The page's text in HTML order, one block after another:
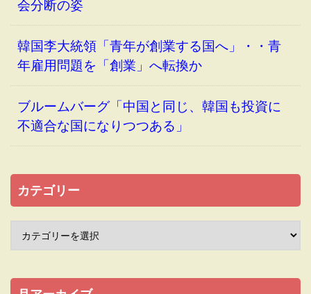
会分断の姿
韓国李大統領「青年が創業する国へ」・・青
年雇用問題を「創業」へ転換か
ブルームバーグ「中国と同じ、韓国も投資に
不適合な国になりつつある」
カテゴリー